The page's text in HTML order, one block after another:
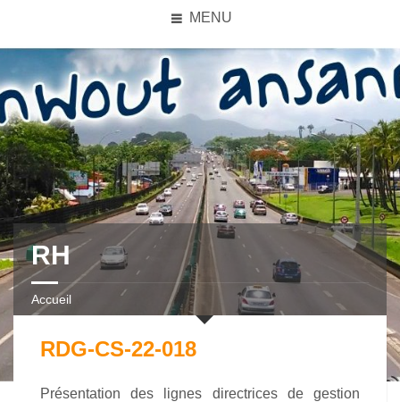
MENU
RH
Accueil
RDG-CS-22-018
Présentation des lignes directrices de gestion